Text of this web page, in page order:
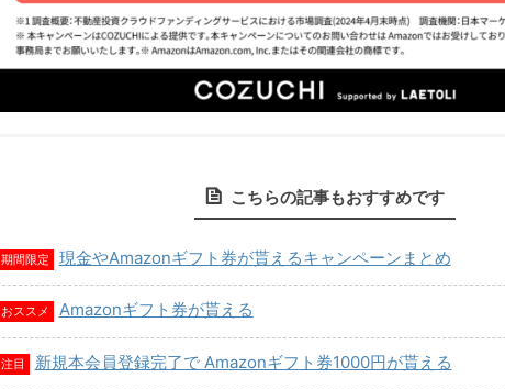
こちらの記事もおすすめです
期間限定 現金やAmazonギフト券が貰えるキャンペーンまとめ
おススメ Amazonギフト券が貰える
注目 新規本会員登録完了で Amazonギフト券1000円が貰える